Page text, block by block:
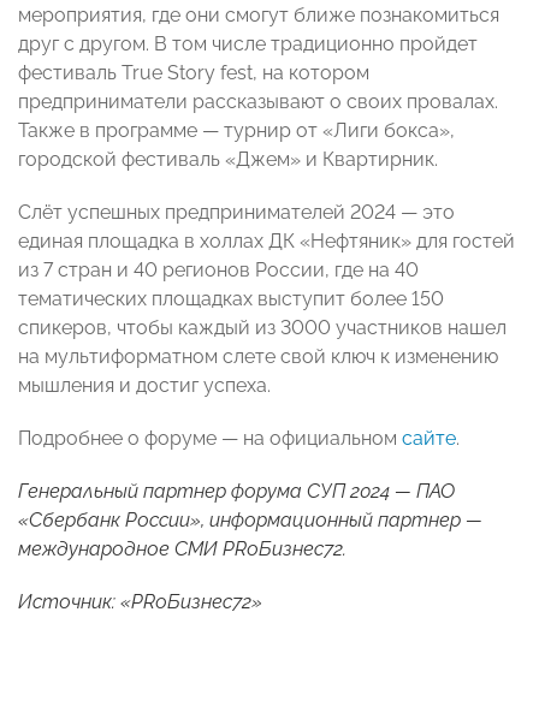
мероприятия, где они смогут ближе познакомиться
друг с другом. В том числе традиционно пройдет
фестиваль True Story fest, на котором
предприниматели рассказывают о своих провалах.
Также в программе — турнир от «Лиги бокса»,
городской фестиваль «Джем» и Квартирник.
Слёт успешных предпринимателей 2024 — это
единая площадка в холлах ДК «Нефтяник» для гостей
из 7 стран и 40 регионов России, где на 40
тематических площадках выступит более 150
спикеров, чтобы каждый из 3000 участников нашел
на мультиформатном слете свой ключ к изменению
мышления и достиг успеха.
Подробнее о форуме — на официальном сайте.
Генеральный партнер форума СУП 2024 — ПАО
«Сбербанк России», информационный партнер —
международное СМИ PRоБизнес72.
Источник: «PRоБизнес72»